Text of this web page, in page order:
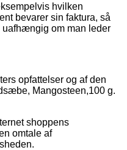
hvilken
bevarer sin faktura, så
uafhængig om man leder
opfattelser og af den
Mangosteen,100 g.
shoppens
omtale af